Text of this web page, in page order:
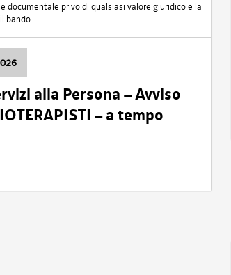
privo di qualsiasi valore giuridico e la
bando.
alla Persona – Avviso
– a tempo